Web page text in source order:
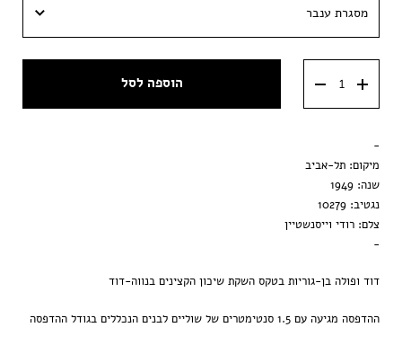
40x40 ס״מ
50x50 ס״מ
מסגרת ענבר
מסגרת וונגה
הדפסה בלבד
הוספה לסל
-
מיקום: תל-אביב
שנה: 1949
נגטיב: 10279
צלם: רודי וייסנשטיין
-
דוד ופולה בן-גוריות בטקס השקת שיכון הקצינים בנווה-דוד
ההדפסה מגיעה עם 1.5 סנטימטרים של שוליים לבנים הנכללים בגודל ההדפסה